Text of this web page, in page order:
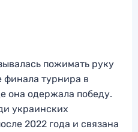
пожимать руку
турнира в
она одержала победу.
украинских
2022 года и связана